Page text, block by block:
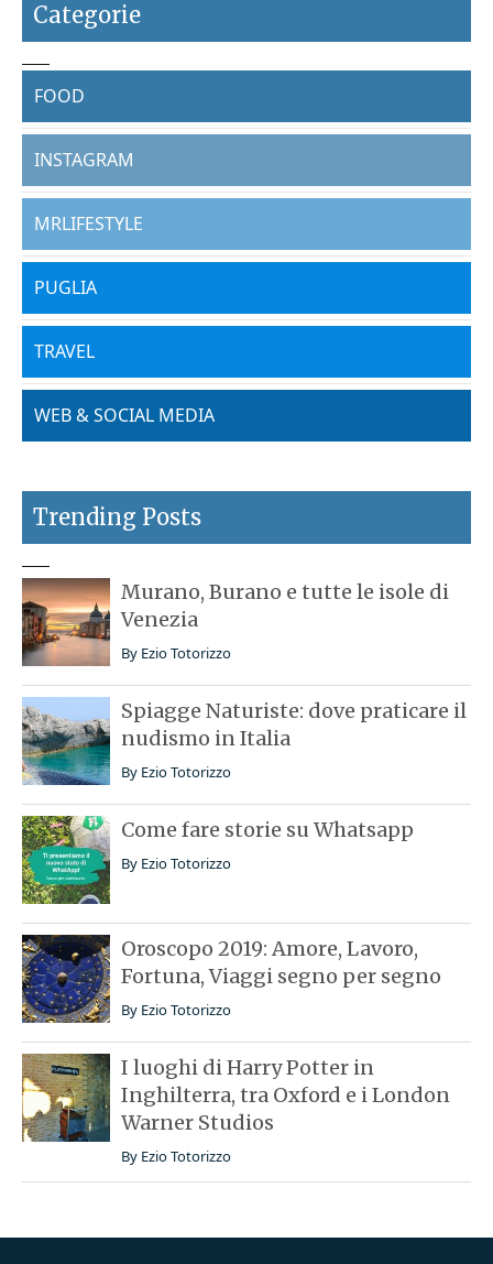
Categorie
FOOD
INSTAGRAM
MRLIFESTYLE
PUGLIA
TRAVEL
WEB & SOCIAL MEDIA
Trending Posts
Murano, Burano e tutte le isole di
Venezia
By Ezio Totorizzo
Spiagge Naturiste: dove praticare il
nudismo in Italia
By Ezio Totorizzo
Come fare storie su Whatsapp
By Ezio Totorizzo
Oroscopo 2019: Amore, Lavoro,
Fortuna, Viaggi segno per segno
By Ezio Totorizzo
I luoghi di Harry Potter in
Inghilterra, tra Oxford e i London
Warner Studios
By Ezio Totorizzo